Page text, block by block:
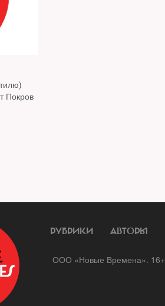
Покров
РУБРИКИ АВТОРЫ
ООО «Новые Времена». 16+